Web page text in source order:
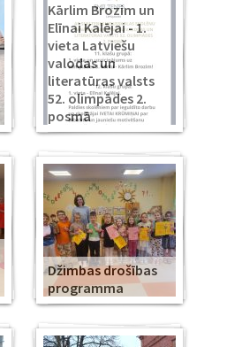
Kārlim Brozim un
Elīnai Kalējai - 1.
vieta Latviešu
valodas un
literatūras valsts
52. olimpādes 2.
posmā
Džimbas drošības
programma